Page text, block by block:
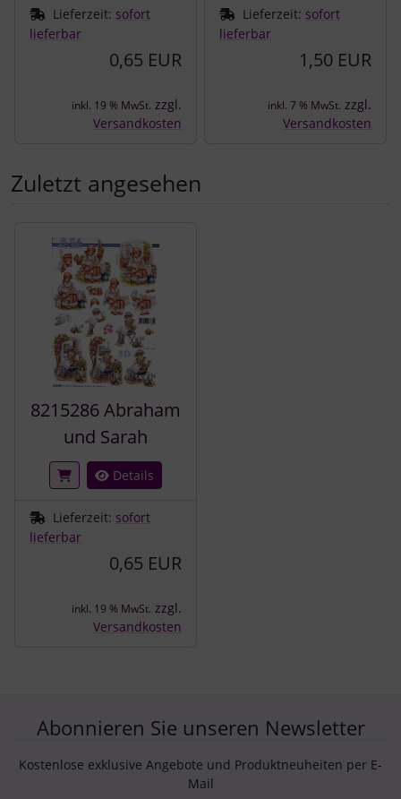
Lieferzeit: sofort
lieferbar
0,65 EUR
inkl. 19 % MwSt. zzgl.
Versandkosten
Lieferzeit: sofort
lieferbar
1,50 EUR
inkl. 7 % MwSt. zzgl.
Versandkosten
Zuletzt angesehen
8215286 Abraham
und Sarah
Details
Lieferzeit: sofort
lieferbar
0,65 EUR
inkl. 19 % MwSt. zzgl.
Versandkosten
Abonnieren Sie unseren Newsletter
Kostenlose exklusive Angebote und Produktneuheiten per E-
Mail